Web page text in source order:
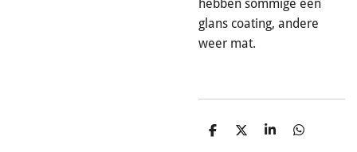
hebben sommige een
glans coating, andere
weer mat.
D
D
S
D